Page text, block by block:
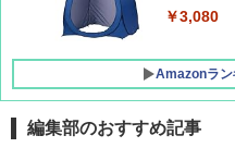
ATCW-
￥3,080
Amazonラン
編集部のおすすめ記事